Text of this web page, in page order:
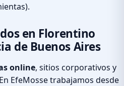
en Florentino
de Buenos Aires
online, sitios corporativos y
EfeMosse trabajamos desde